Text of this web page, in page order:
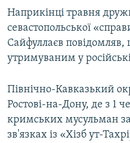
Наприкінці травня
севастопольської
Сайфуллаєв
утримуваним у
Північно-Кавказький
Ростові-на-Дону, де з 1
кримських мусульман
зв'язках із «Хізб ут-